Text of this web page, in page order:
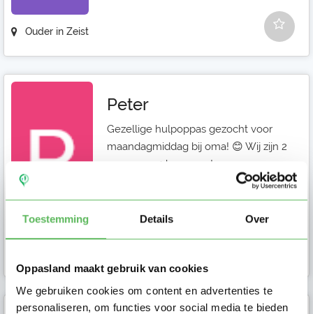
Toestemming Details Over
Oppasland maakt gebruik van cookies
We gebruiken cookies om content en advertenties te
personaliseren, om functies voor social media te bieden
Ouder in Zeist
Peter
Gezellige hulpoppas gezocht voor
maandagmiddag bij oma! 😊 Wij zijn 2
zussen en 1 broer met samen ...